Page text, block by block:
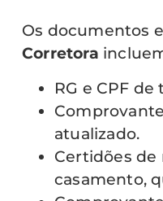
Os documentos
Corretora
RG e CPF
atualizado.
Certidões de
casamento,